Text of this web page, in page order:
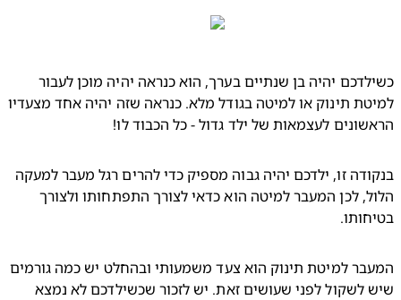
כשילדכם יהיה בן שנתיים בערך, הוא כנראה יהיה מוכן לעבור
למיטת תינוק או למיטה בגודל מלא. כנראה שזה יהיה אחד מצעדיו
לעצמאות של ילד גדול - כל הכבוד לו!
בנקודה זו, ילדכם יהיה גבוה מספיק כדי להרים רגל מעבר למעקה
הלול, לכן המעבר למיטה הוא כדאי לצורך התפתחותו ולצורך
המעבר למיטת תינוק הוא צעד משמעותי ובהחלט יש כמה גורמים
שיש לשקול לפני שעושים זאת. יש לזכור שכשילדכם לא נמצא